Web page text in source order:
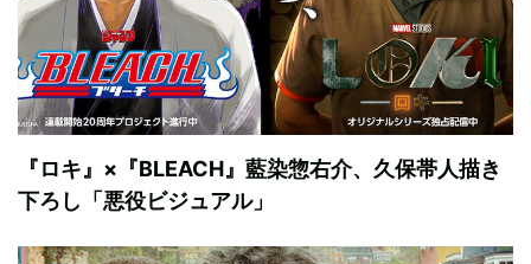
『ロキ』×『BLEACH』藍染惣右介、久保帯人描き
下ろし「悪役ビジュアル」